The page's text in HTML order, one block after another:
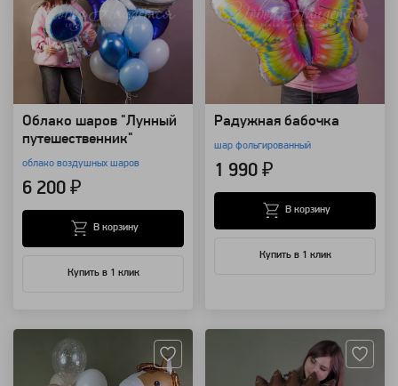
Облако шаров "Лунный
путешественник"
облако воздушных шаров
6 200 ₽
Купить в 1 клик
В корзину
Радужная бабочка
шар фольгированный
1 990 ₽
Купить в 1 клик
В корзину